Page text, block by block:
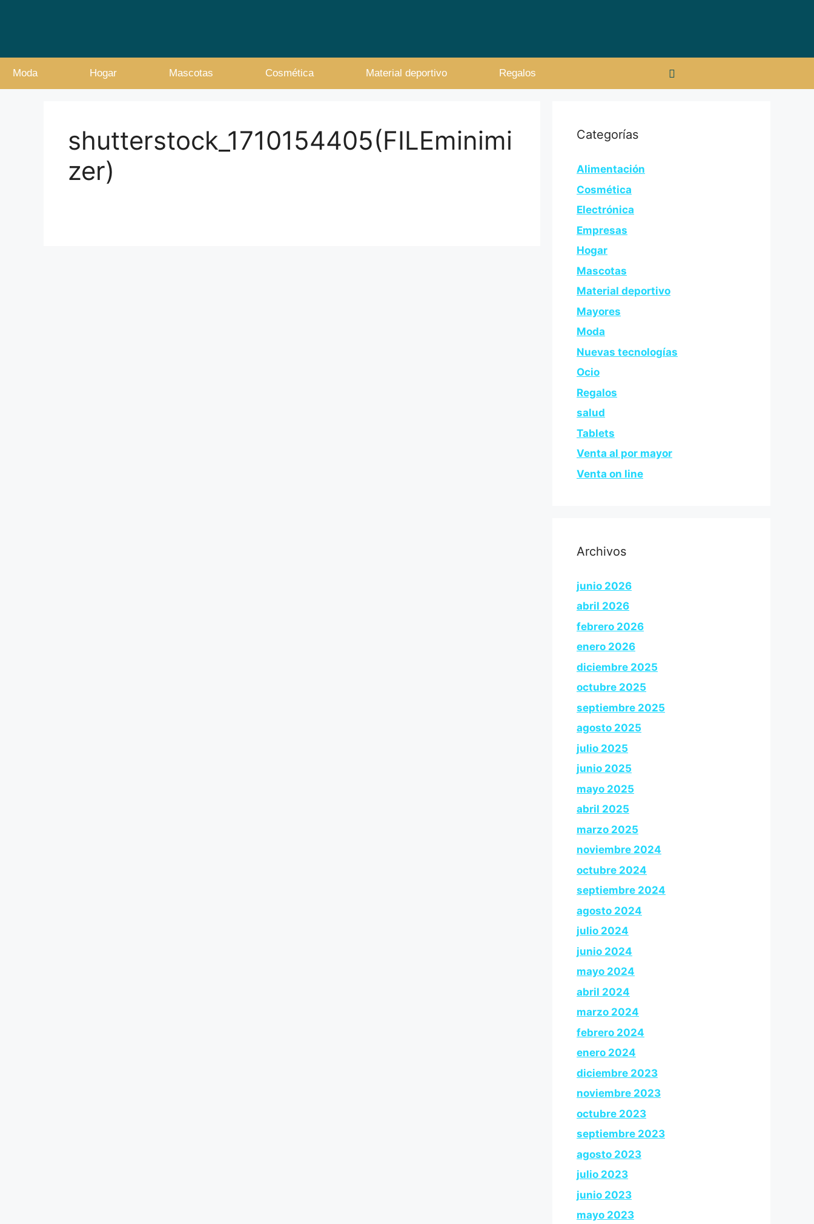
Moda Hogar Mascotas Cosmética Material deportivo Regalos
shutterstock_1710154405(FILEminimi
zer)
Categorías
Alimentación
Cosmética
Electrónica
Empresas
Hogar
Mascotas
Material deportivo
Mayores
Moda
Nuevas tecnologías
Ocio
Regalos
salud
Tablets
Venta al por mayor
Venta on line
Archivos
junio 2026
abril 2026
febrero 2026
enero 2026
diciembre 2025
octubre 2025
septiembre 2025
agosto 2025
julio 2025
junio 2025
mayo 2025
abril 2025
marzo 2025
noviembre 2024
octubre 2024
septiembre 2024
agosto 2024
julio 2024
junio 2024
mayo 2024
abril 2024
marzo 2024
febrero 2024
enero 2024
diciembre 2023
noviembre 2023
octubre 2023
septiembre 2023
agosto 2023
julio 2023
junio 2023
mayo 2023